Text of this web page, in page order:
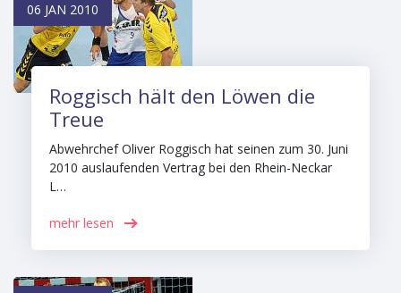
06 JAN 2010
Roggisch hält den Löwen die
Treue
Abwehrchef Oliver Roggisch hat seinen zum 30. Juni
2010 auslaufenden Vertrag bei den Rhein-Neckar
L…
mehr lesen